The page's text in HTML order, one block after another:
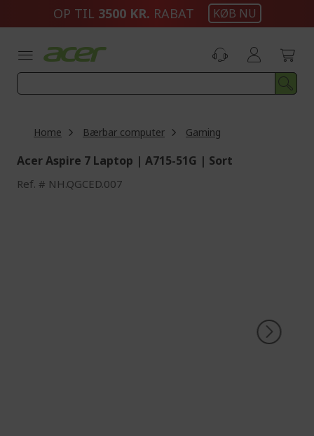
OP TIL 3500 KR. RABAT KØB NU
Home Bærbar computer Gaming
Acer Aspire 7 Laptop | A715-51G | Sort
Ref. NH.QGCED.007